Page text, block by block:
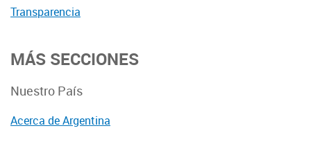
Transparencia
MÁS SECCIONES
Nuestro País
Acerca de Argentina